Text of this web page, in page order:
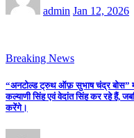
admin Jan 12, 2026
Breaking News
“अनटोल्ड ट्रुथ ऑफ़ सुभाष चंद्र बोस” मान
कल्याणी सिंह एवं वेदांत सिंह कर रहे हैं,
करेंगे।